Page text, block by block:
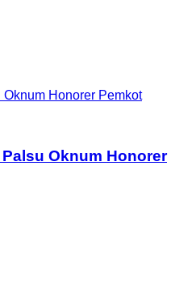
Honorer Pemkot
Oknum Honorer